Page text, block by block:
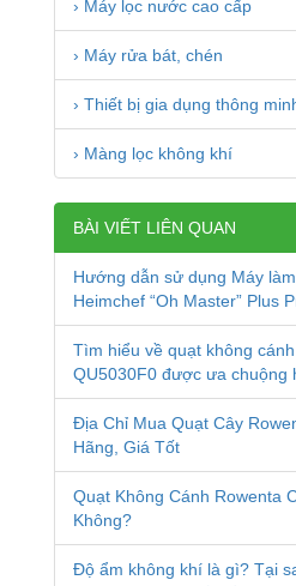
› Máy lọc nước cao cấp
› Máy rửa bát, chén
› Thiết bị gia dụng thông
› Màng lọc không khí
BÀI VIẾT LIÊN QUAN
Hướng dẫn sử dụng Máy
Heimchef “Oh Master” Plus
Tìm hiểu về quạt không
QU5030F0 được ưa chuộng
Địa Chỉ Mua Quạt Cây
Hãng, Giá Tốt
Quạt Không Cánh Rowenta
Không?
Độ ẩm không khí là gì? Tại